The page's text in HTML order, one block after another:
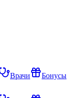
Врачи Бонусы